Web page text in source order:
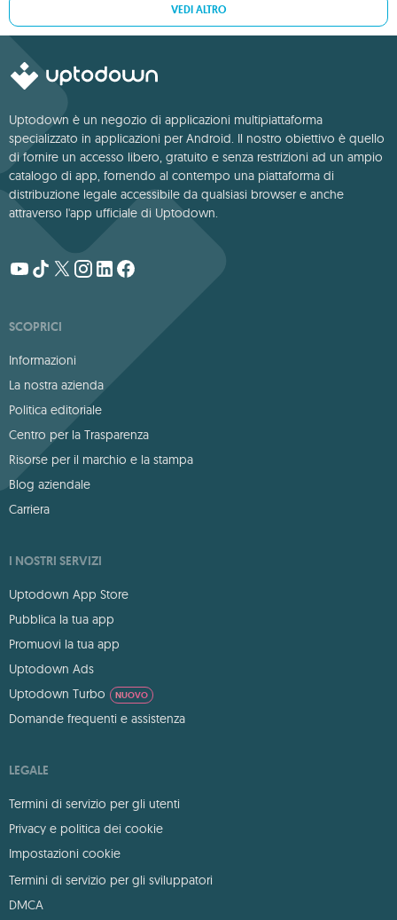
VEDI ALTRO
Uptodown è un negozio di applicazioni multipiattaforma
specializzato in applicazioni per Android. Il nostro obiettivo è quello
di fornire un accesso libero, gratuito e senza restrizioni ad un ampio
catalogo di app, fornendo al contempo una piattaforma di
distribuzione legale accessibile da qualsiasi browser e anche
attraverso l'app ufficiale di Uptodown.
SCOPRICI
Informazioni
La nostra azienda
Politica editoriale
Centro per la Trasparenza
Risorse per il marchio e la stampa
Blog aziendale
Carriera
I NOSTRI SERVIZI
Uptodown App Store
Pubblica la tua app
Promuovi la tua app
Uptodown Ads
Uptodown Turbo
NUOVO
Domande frequenti e assistenza
LEGALE
Termini di servizio per gli utenti
Privacy e politica dei cookie
Impostazioni cookie
Termini di servizio per gli sviluppatori
DMCA